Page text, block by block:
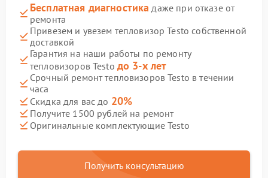
Бесплатная диагностика даже при отказе от
ремонта
Привезем и увезем тепловизор Testo собственной
доставкой
Гарантия на наши работы по ремонту
тепловизоров Testo до 3-х лет
Срочный ремонт тепловизоров Testo в течении
часа
Скидка для вас до 20%
Получите 1500 рублей на ремонт
Оригинальные комплектующие Testo
Получить консультацию